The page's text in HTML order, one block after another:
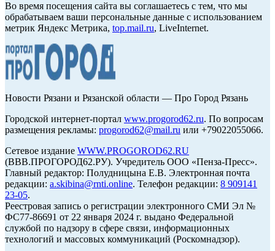
Во время посещения сайта вы соглашаетесь с тем, что мы
обрабатываем ваши персональные данные с использованием
метрик Яндекс Метрика, top.mail.ru, LiveInternet.
Новости Рязани и Рязанской области — Про Город Рязань
Городской интернет-портал www.progorod62.ru. По вопросам
размещения рекламы: progorod62@mail.ru или +79022055066.
Сетевое издание WWW.PROGOROD62.RU
(ВВВ.ПРОГОРОД62.РУ). Учредитель ООО «Пенза-Пресс».
Главный редактор: Полудницына Е.В. Электронная почта
редакции: a.skibina@rnti.online. Телефон редакции: 8 909141
23-05.
Реестровая запись о регистрации электронного СМИ Эл №
ФС77-86691 от 22 января 2024 г. выдано Федеральной
службой по надзору в сфере связи, информационных
технологий и массовых коммуникаций (Роскомнадзор).